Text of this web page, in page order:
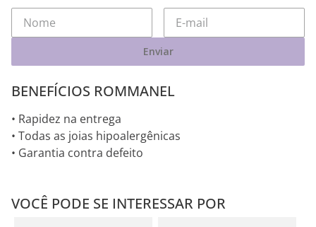
Enviar
BENEFÍCIOS ROMMANEL
• Rapidez na entrega
• Todas as joias hipoalergênicas
• Garantia contra defeito
VOCÊ PODE SE INTERESSAR POR